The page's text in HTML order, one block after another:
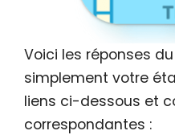
Voici les réponses
simplement votre
liens ci-dessous et
correspondantes :